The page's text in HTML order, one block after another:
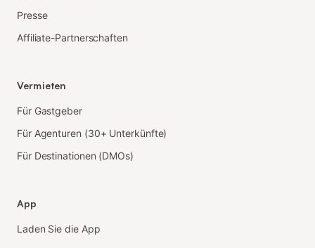
Presse
Affiliate-Partnerschaften
Vermieten
Für Gastgeber
Für Agenturen (30+ Unterkünfte)
Für Destinationen (DMOs)
App
Laden Sie die App